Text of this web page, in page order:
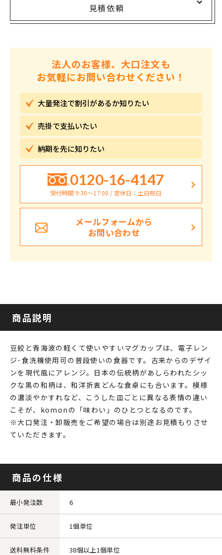
見積依頼
法人のお客様、大口注文も
お気軽にお問い合わせください！
大量発注で割引があるか知りたい
売掛で支払いたい
納期を先に知りたい
0120-16-4147
受付時間 9:30〜17:00 / 定休日：土日祝日
メールフォームから
お問い合わせ
商品説明
豆絞と青海波の軽くて使いやすいマグカップは、電子レン
ジ･食洗機使用可の普段使いの食器です。古来からのデザイ
ンを現代風にアレンジ。日本の伝統柄があしらわれたシッ
クな黒の和柄は、和洋折衷どんな食卓にも合います。模様
の濃淡やかすれなど、こうした皿ごとに異なる表情の違い
こそが、komonの「味わい」のひとつとなるのです。
※大口発注・卸販売をご希望の場合は別途お見積もりさせ
ていただきます。
商品の仕様
最小発注数 6
発注単位 1個単位
送料無料条件 38個以上1個単位